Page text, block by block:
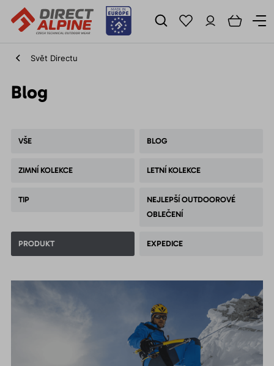
Svět Directu
Blog
VŠE BLOG
ZIMNÍ KOLEKCE LETNÍ KOLEKCE
TIP
NEJLEPŠÍ OUTDOOROVÉ
OBLEČENÍ
PRODUKT EXPEDICE